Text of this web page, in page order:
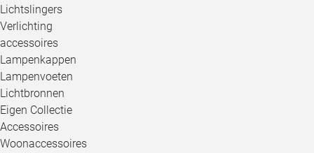
Lichtslingers
Verlichting
accessoires
Lampenkappen
Lampenvoeten
Lichtbronnen
Eigen Collectie
Accessoires
Woonaccessoires